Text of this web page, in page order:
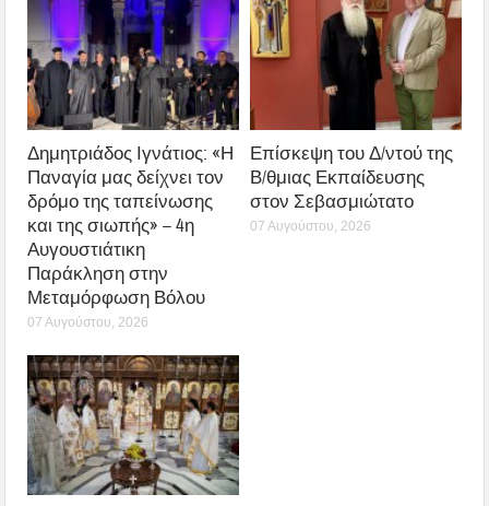
Δημητριάδος Ιγνάτιος: «Η
Παναγία μας δείχνει τον
δρόμο της ταπείνωσης
και της σιωπής» – 4η
Αυγουστιάτικη
Παράκληση στην
Μεταμόρφωση Βόλου
07 Αυγούστου, 2026
Επίσκεψη του Δ/ντού της
Β/θμιας Εκπαίδευσης
στον Σεβασμιώτατο
07 Αυγούστου, 2026